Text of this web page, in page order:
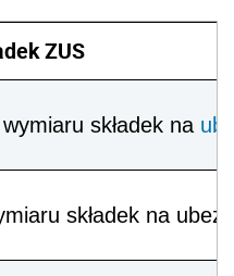
ZUS
składek na
składek na